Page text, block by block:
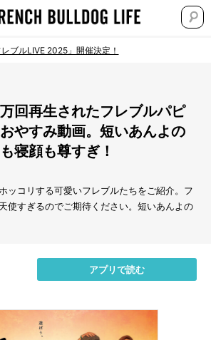
レブルLIVE 2025」開催決定！
回再生されたフレブルパピ
やすみ動画。短いあんよの
寝顔も尊すぎ！
ッコリする可愛いフレブルたちをご紹介。フ
使すぎるのでご期待ください。短いあんよの
アプリで読む